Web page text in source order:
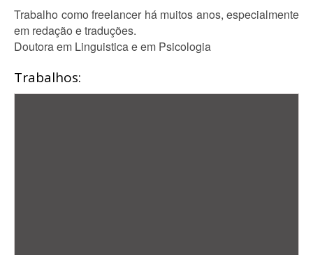
Trabalho como freelancer há muitos anos, especialmente
em redação e traduções.
Doutora em Linguistica e em Psicologia
Trabalhos: